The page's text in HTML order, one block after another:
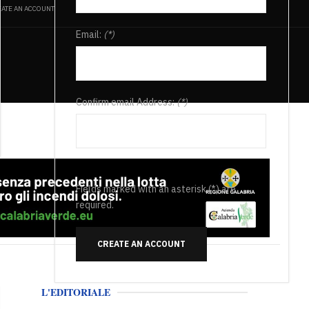
AN ACCOUNT
Email: (*)
Confirm email Address:(*)
Fields marked with an asterisk (*) are
required.
CREATE AN ACCOUNT
L'EDITORIALE